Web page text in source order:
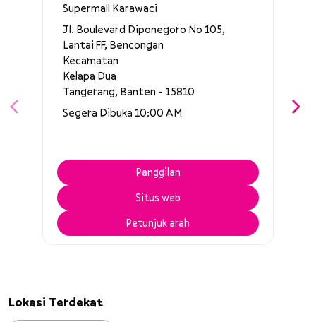
Supermall Karawaci
Jl. Boulevard Diponegoro No 105,
Lantai FF, Bencongan
Kecamatan
Kelapa Dua
Tangerang, Banten - 15810
Segera Dibuka 10:00 AM
Panggilan
Situs web
Petunjuk arah
Lokasi Terdekat